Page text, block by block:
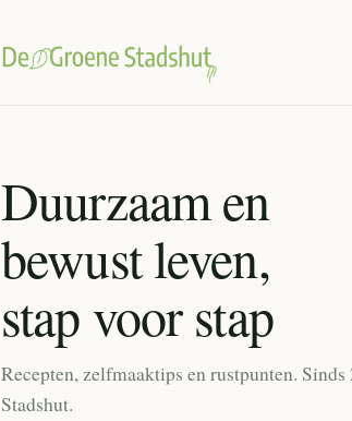
Duurzaam en
bewust leven,
stap voor stap
Recepten, zelfmaaktips en rustpunten.
Stadshut.